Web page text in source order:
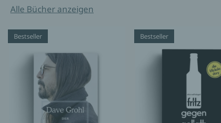
Alle Bücher anzeigen
Bestseller Bestseller